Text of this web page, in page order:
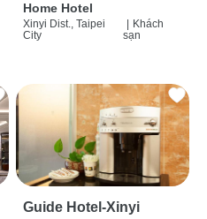
Home Hotel
Xinyi Dist., Taipei
City
Khách
sạn
Guide Hotel-Xinyi